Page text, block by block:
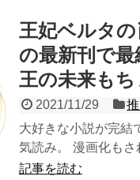
王妃ベルタ
の最新刊で
王の未来も
2021/11/29
大好きな小説が完結
気読み。 漫画化も
記事を読む